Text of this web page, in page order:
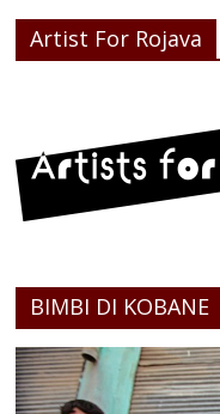
Artist For Rojava
BIMBI DI KOBANE